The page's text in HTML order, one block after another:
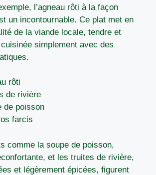
l’agneau rôti à la façon
un incontournable. Ce plat met en
de la viande locale, tendre et
simplement avec des
rôti
de rivière
de poisson
farcis
comme la soupe de poisson,
et les truites de rivière,
et légèrement épicées, figurent